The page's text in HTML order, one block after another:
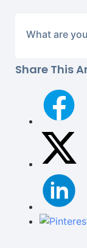
What are
Share This